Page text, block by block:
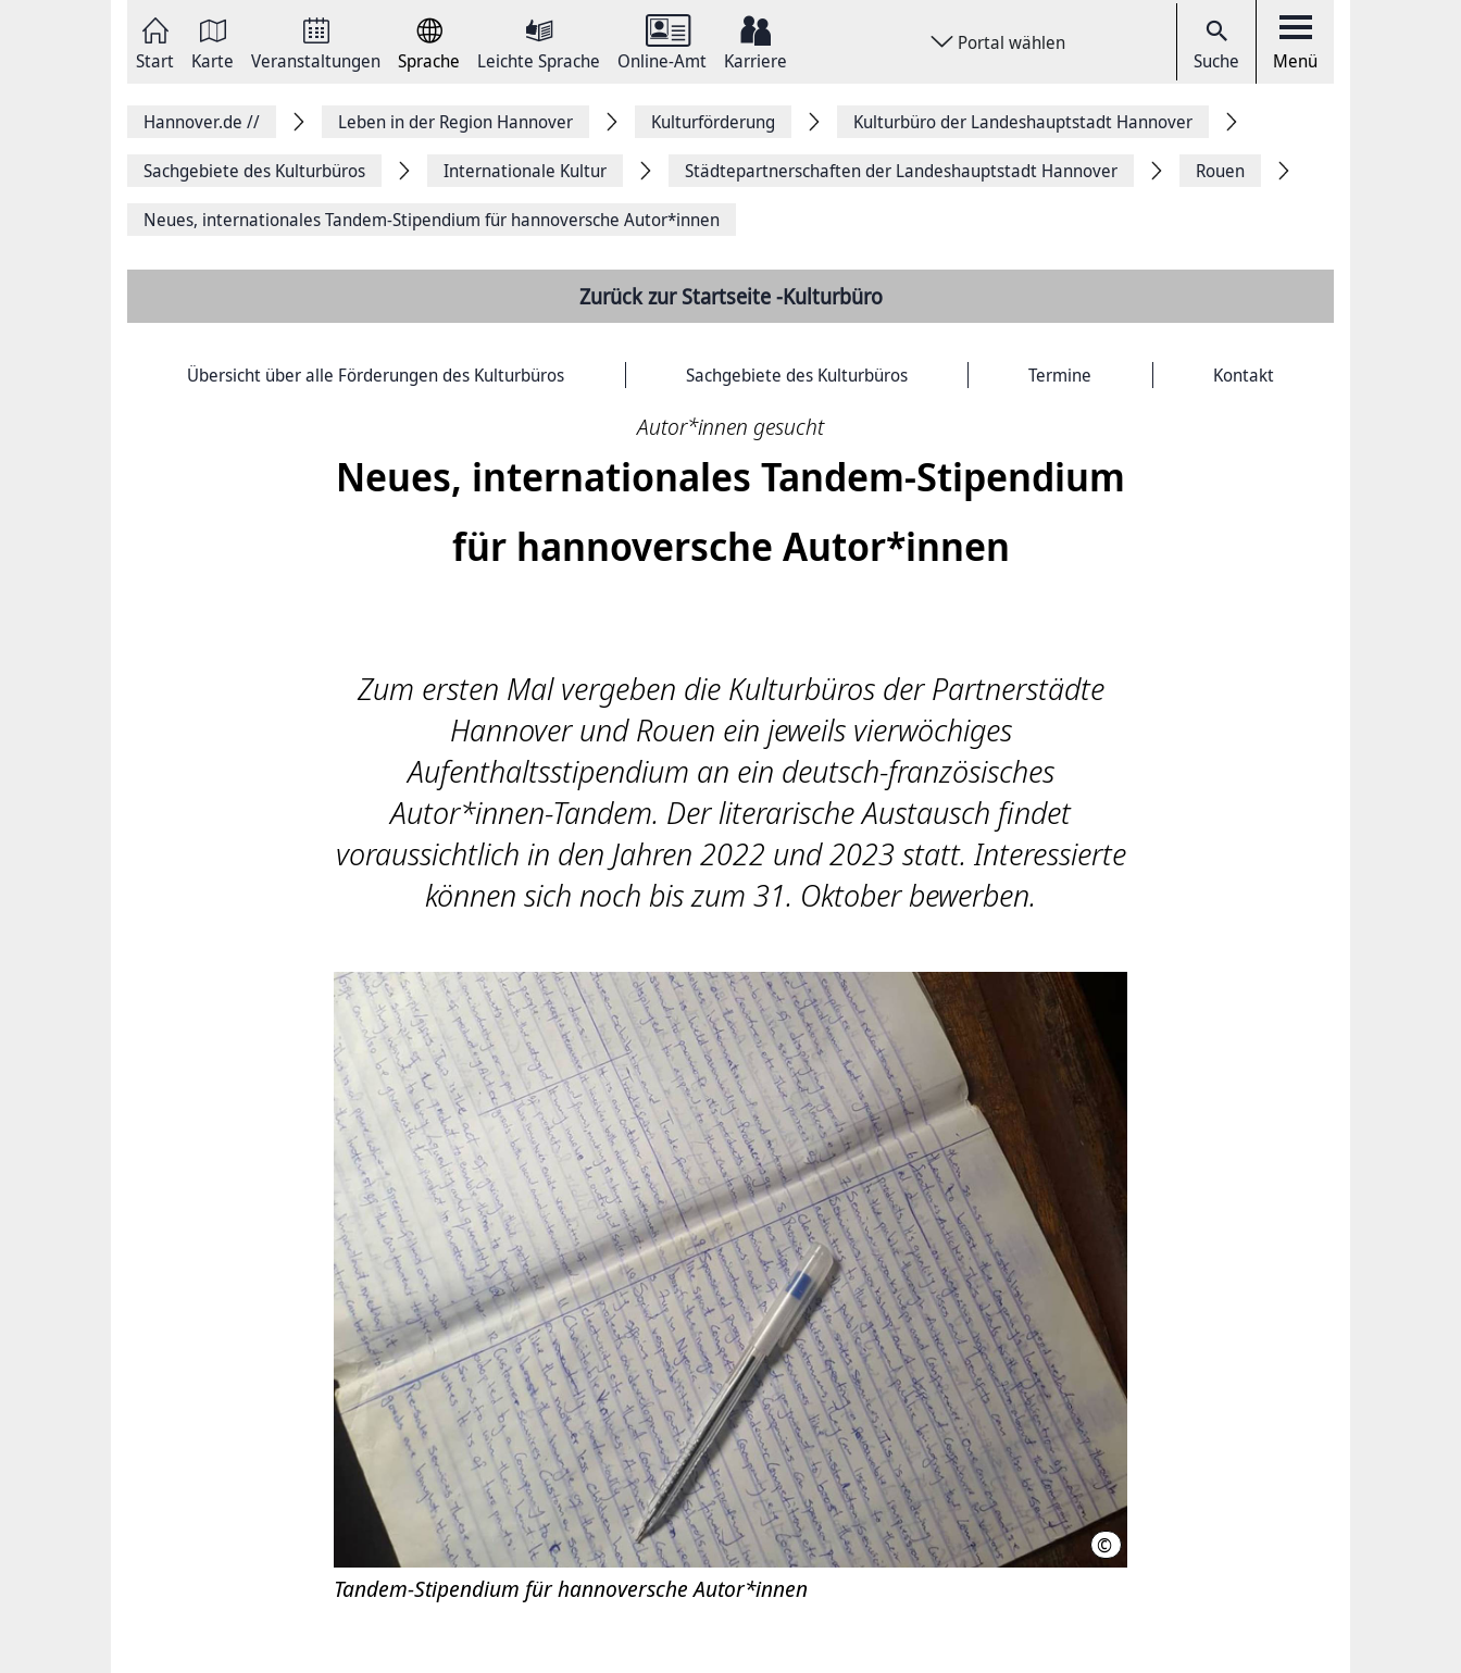
Start Karte Veranstaltungen Sprache Leichte Sprache Online-Amt Karriere
Portal wählen
Suche Menü
Hannover.de // Leben in der Region Hannover Kulturförderung Kulturbüro der Landeshauptstadt Hannover
Sachgebiete des Kulturbüros Internationale Kultur Städtepartnerschaften der Landeshauptstadt Hannover Rouen
Neues, internationales Tandem-Stipendium für hannoversche Autor*innen
Zurück zur Startseite -Kulturbüro
Übersicht über alle Förderungen des Kulturbüros Sachgebiete des Kulturbüros Termine Kontakt
Autor*innen gesucht
Neues, internationales Tandem-Stipendium
für hannoversche Autor*innen
Zum ersten Mal vergeben die Kulturbüros der Partnerstädte
Hannover und Rouen ein jeweils vierwöchiges
Aufenthaltsstipendium an ein deutsch-französisches
Autor*innen-Tandem. Der literarische Austausch findet
voraussichtlich in den Jahren 2022 und 2023 statt. Interessierte
können sich noch bis zum 31. Oktober bewerben.
© Quelle: Kulturbüro Hannover
Tandem-Stipendium für hannoversche Autor*innen